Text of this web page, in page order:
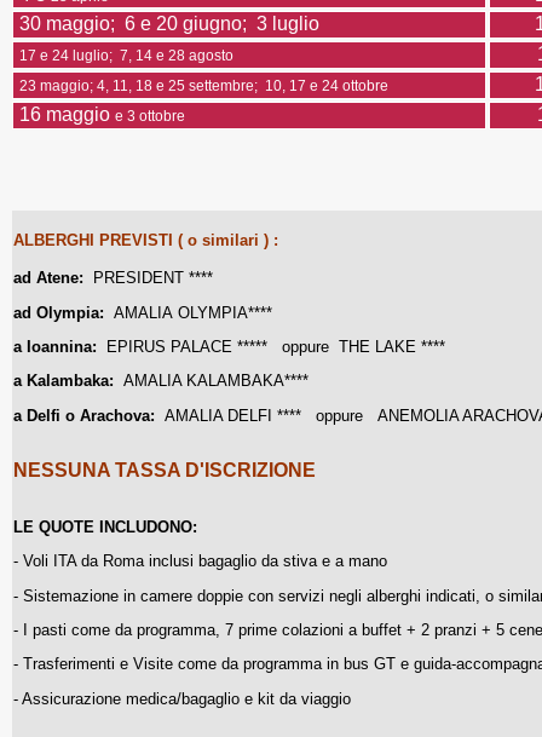
30 maggio; 6 e 20 giugno; 3 luglio
17 e 24 luglio; 7, 14 e 28 agosto
23 maggio; 4, 11, 18 e 25 settembre; 10, 17 e 24 ottobre
16 maggio e 3 ottobre
ALBERGHI PREVISTI ( o similari ) :
ad Atene: PRESIDENT ****
ad Olympia: AMALIA OLYMPIA****
a Ioannina:
EPIRUS PALACE ***** oppure THE LAKE ****
a Kalambaka: AMALIA KALAMBAKA****
a Delfi o Arachova: AMALIA DELFI **** oppure ANEMOLIA
NESSUNA TASSA D'ISCRIZIONE
LE QUOTE INCLUDONO:
- Voli ITA da Roma inclusi bagaglio da stiva e a mano
- Sistemazione in camere doppie con servizi negli alberghi indicati, o
- I pasti come da programma, 7 prime colazioni a buffet + 2 pranzi + 5
- Trasferimenti e Visite come da programma in bus GT e guida-
- Assicurazione medica/bagaglio e kit da viaggio